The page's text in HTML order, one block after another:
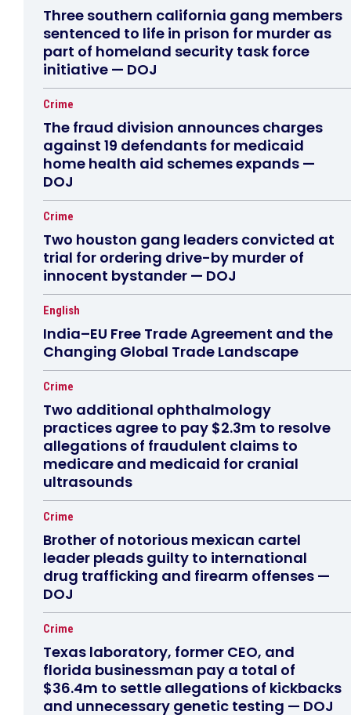
Three southern california gang members
sentenced to life in prison for murder as
part of homeland security task force
initiative — DOJ
Crime
The fraud division announces charges
against 19 defendants for medicaid
home health aid schemes expands —
DOJ
Crime
Two houston gang leaders convicted at
trial for ordering drive-by murder of
innocent bystander — DOJ
English
India–EU Free Trade Agreement and the
Changing Global Trade Landscape
Crime
Two additional ophthalmology
practices agree to pay $2.3m to resolve
allegations of fraudulent claims to
medicare and medicaid for cranial
ultrasounds
Crime
Brother of notorious mexican cartel
leader pleads guilty to international
drug trafficking and firearm offenses —
DOJ
Crime
Texas laboratory, former CEO, and
florida businessman pay a total of
$36.4m to settle allegations of kickbacks
and unnecessary genetic testing — DOJ